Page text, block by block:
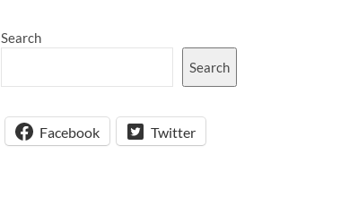
Search
Search
Facebook Twitter